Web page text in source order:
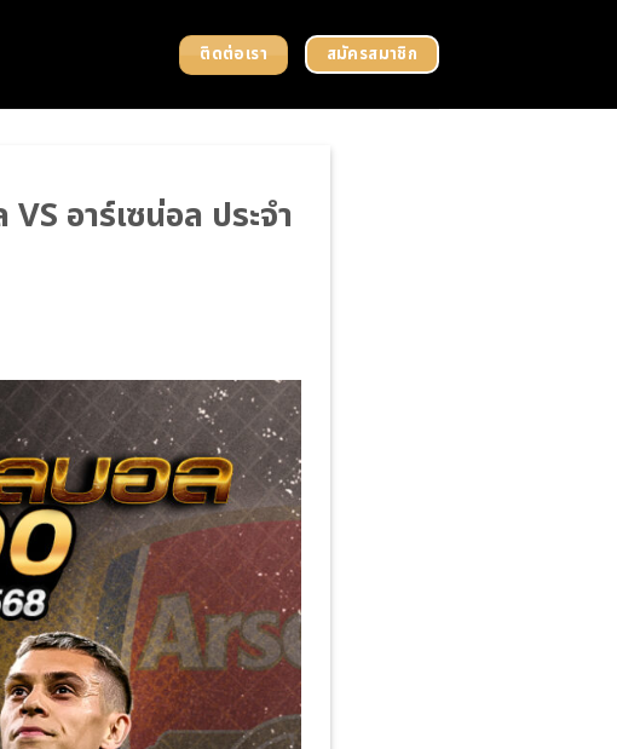
ติดต่อเรา สมัครสมาชิก
อาร์เซน่อล ประจำ